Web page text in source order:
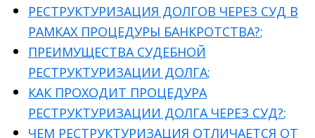
РЕСТРУКТУРИЗАЦИЯ ДОЛГОВ ЧЕРЕЗ СУД В
РАМКАХ ПРОЦЕДУРЫ БАНКРОТСТВА?;
ПРЕИМУЩЕСТВА СУДЕБНОЙ
РЕСТРУКТУРИЗАЦИИ ДОЛГА;
КАК ПРОХОДИТ ПРОЦЕДУРА
РЕСТРУКТУРИЗАЦИИ ДОЛГА ЧЕРЕЗ СУД?;
ЧЕМ РЕСТРУКТУРИЗАЦИЯ ОТЛИЧАЕТСЯ ОТ